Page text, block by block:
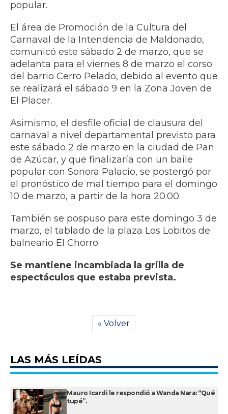
popular.
El área de Promoción de la Cultura del
Carnaval de la Intendencia de Maldonado,
comunicó este sábado 2 de marzo, que se
adelanta para el viernes 8 de marzo el corso
del barrio Cerro Pelado, debido al evento que
se realizará el sábado 9 en la Zona Joven de
El Placer.
Asimismo, el desfile oficial de clausura del
carnaval a nivel departamental previsto para
este sábado 2 de marzo en la ciudad de Pan
de Azúcar, y que finalizaría con un baile
popular con Sonora Palacio, se postergó por
el pronóstico de mal tiempo para el domingo
10 de marzo, a partir de la hora 20.00.
También se pospuso para este domingo 3 de
marzo, el tablado de la plaza Los Lobitos de
balneario El Chorro.
Se mantiene incambiada la grilla de
espectáculos que estaba prevista.
« Volver
LAS MÁS LEÍDAS
Mauro Icardi le respondió a Wanda Nara: “Qué
tupé”.